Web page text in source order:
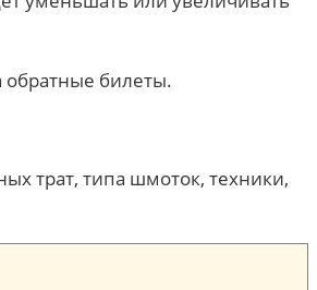
обратные билеты.
трат, типа шмоток, техники,